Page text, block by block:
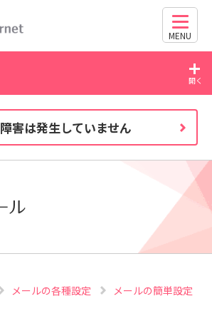
MENU
にご注意ください（CVE-2026-
障害は発生していません
ル
メールの各種設定 メールの簡単設定